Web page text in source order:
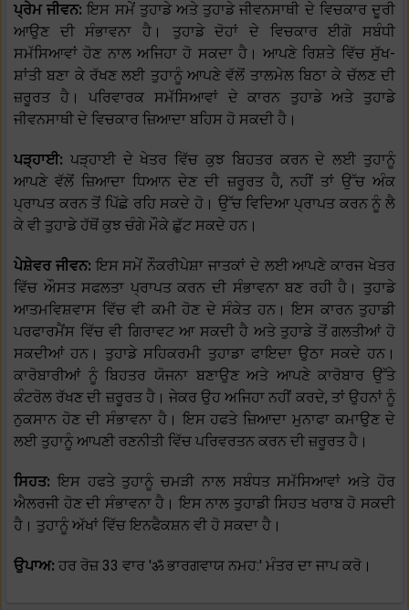
ਪ੍ਰੇਮ ਜੀਵਨ:ਇਸ ਸਮੇਂ ਤੁਹਾਡੇ ਅਤੇ ਤੁਹਾਡੇ ਜੀਵਨਸਾਥੀ ਦੇ ਵਿਚਕਾਰ ਦੂਰੀ
ਆਉਣ ਦੀ ਸੰਭਾਵਨਾ ਹੈ। ਤੁਹਾਡੇ ਦੋਹਾਂ ਦੇ ਵਿਚਕਾਰ ਈਗੋ ਸਬੰਧੀ
ਸਮੱਸਿਆਵਾਂ ਹੋਣ ਨਾਲ ਅਜਿਹਾ ਹੋ ਸਕਦਾ ਹੈ। ਆਪਣੇ ਰਿਸ਼ਤੇ ਵਿੱਚ ਸੁੱਖ-
ਸ਼ਾਂਤੀ ਬਣਾ ਕੇ ਰੱਖਣ ਲਈ ਤੁਹਾਨੂੰ ਆਪਣੇ ਵੱਲੋਂ ਤਾਲਮੇਲ ਬਿਠਾ ਕੇ ਚੱਲਣ ਦੀ
ਜ਼ਰੂਰਤ ਹੈ। ਪਰਿਵਾਰਕ ਸਮੱਸਿਆਵਾਂ ਦੇ ਕਾਰਨ ਤੁਹਾਡੇ ਅਤੇ ਤੁਹਾਡੇ
ਜੀਵਨਸਾਥੀ ਦੇ ਵਿਚਕਾਰ ਜ਼ਿਆਦਾ ਬਹਿਸ ਹੋ ਸਕਦੀ ਹੈ।
ਪੜ੍ਹਾਈ: ਪੜ੍ਹਾਈ ਦੇ ਖੇਤਰ ਵਿੱਚ ਕੁਝ ਬਿਹਤਰ ਕਰਨ ਦੇ ਲਈ ਤੁਹਾਨੂੰ
ਆਪਣੇ ਵੱਲੋਂ ਜ਼ਿਆਦਾ ਧਿਆਨ ਦੇਣ ਦੀ ਜ਼ਰੂਰਤ ਹੈ, ਨਹੀਂ ਤਾਂ ਉੱਚ ਅੰਕ
ਪ੍ਰਾਪਤ ਕਰਨ ਤੋਂ ਪਿੱਛੇ ਰਹਿ ਸਕਦੇ ਹੋ। ਉੱਚ ਵਿਦਿਆ ਪ੍ਰਾਪਤ ਕਰਨ ਨੂੰ ਲੈ
ਕੇ ਵੀ ਤੁਹਾਡੇ ਹੱਥੋਂ ਕੁਝ ਚੰਗੇ ਮੌਕੇ ਛੁੱਟ ਸਕਦੇ ਹਨ।
ਪੇਸ਼ੇਵਰ ਜੀਵਨ:ਇਸ ਸਮੇਂ ਨੌਕਰੀਪੇਸ਼ਾ ਜਾਤਕਾਂ ਦੇ ਲਈ ਆਪਣੇ ਕਾਰਜ ਖੇਤਰ
ਵਿੱਚ ਔਸਤ ਸਫਲਤਾ ਪ੍ਰਾਪਤ ਕਰਨ ਦੀ ਸੰਭਾਵਨਾ ਬਣ ਰਹੀ ਹੈ। ਤੁਹਾਡੇ
ਆਤਮਵਿਸ਼ਵਾਸ ਵਿੱਚ ਵੀ ਕਮੀ ਹੋਣ ਦੇ ਸੰਕੇਤ ਹਨ। ਇਸ ਕਾਰਨ ਤੁਹਾਡੀ
ਪਰਫਾਰਮੈਂਸ ਵਿੱਚ ਵੀ ਗਿਰਾਵਟ ਆ ਸਕਦੀ ਹੈ ਅਤੇ ਤੁਹਾਡੇ ਤੋਂ ਗਲਤੀਆਂ ਹੋ
ਸਕਦੀਆਂ ਹਨ। ਤੁਹਾਡੇ ਸਹਿਕਰਮੀ ਤੁਹਾਡਾ ਫਾਇਦਾ ਉਠਾ ਸਕਦੇ ਹਨ।
ਕਾਰੋਬਾਰੀਆਂ ਨੂੰ ਬਿਹਤਰ ਯੋਜਨਾ ਬਣਾਉਣ ਅਤੇ ਆਪਣੇ ਕਾਰੋਬਾਰ ਉੱਤੇ
ਕੰਟਰੋਲ ਰੱਖਣ ਦੀ ਜ਼ਰੂਰਤ ਹੈ। ਜੇਕਰ ਉਹ ਅਜਿਹਾ ਨਹੀਂ ਕਰਦੇ, ਤਾਂ ਉਹਨਾਂ ਨੂੰ
ਨੁਕਸਾਨ ਹੋਣ ਦੀ ਸੰਭਾਵਨਾ ਹੈ। ਇਸ ਹਫਤੇ ਜ਼ਿਆਦਾ ਮੁਨਾਫਾ ਕਮਾਉਣ ਦੇ
ਲਈ ਤੁਹਾਨੂੰ ਆਪਣੀ ਰਣਨੀਤੀ ਵਿੱਚ ਪਰਿਵਰਤਨ ਕਰਨ ਦੀ ਜ਼ਰੂਰਤ ਹੈ।
ਸਿਹਤ:ਇਸ ਹਫਤੇ ਤੁਹਾਨੂੰ ਚਮੜੀ ਨਾਲ ਸਬੰਧਤ ਸਮੱਸਿਆਵਾਂ ਅਤੇ ਹੋਰ
ਐਲਰਜੀ ਹੋਣ ਦੀ ਸੰਭਾਵਨਾ ਹੈ। ਇਸ ਨਾਲ ਤੁਹਾਡੀ ਸਿਹਤ ਖਰਾਬ ਹੋ ਸਕਦੀ
ਹੈ। ਤੁਹਾਨੂੰ ਅੱਖਾਂ ਵਿੱਚ ਇਨਫੈਕਸ਼ਨ ਵੀ ਹੋ ਸਕਦਾ ਹੈ।
ਉਪਾਅ: ਹਰ ਰੋਜ਼ 33 ਵਾਰ 'ॐ ਭਾਰਗਵਾਯ ਨਮਹ:' ਮੰਤਰ ਦਾ ਜਾਪ ਕਰੋ।